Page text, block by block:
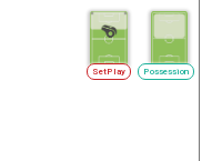
Possession
SetPlay